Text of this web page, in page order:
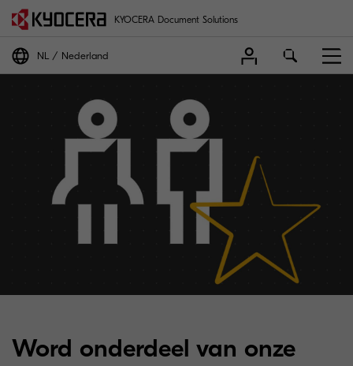
KYOCERA Document Solutions
NL Nederland
Word onderdeel van onze